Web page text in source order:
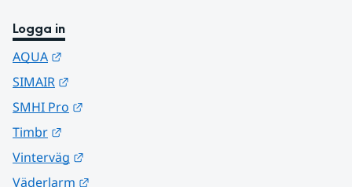
Logga in
AQUA
SIMAIR
SMHI Pro
Timbr
Vinterväg
Väderlarm